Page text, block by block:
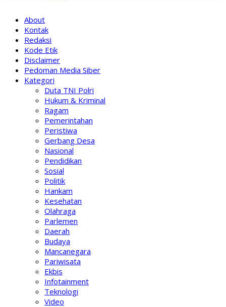
About
Kontak
Redaksi
Kode Etik
Disclaimer
Pedoman Media Siber
Kategori
Duta TNI Polri
Hukum & Kriminal
Ragam
Pemerintahan
Peristiwa
Gerbang Desa
Nasional
Pendidikan
Sosial
Politik
Hankam
Kesehatan
Olahraga
Parlemen
Daerah
Budaya
Mancanegara
Pariwisata
Ekbis
Infotainment
Teknologi
Video